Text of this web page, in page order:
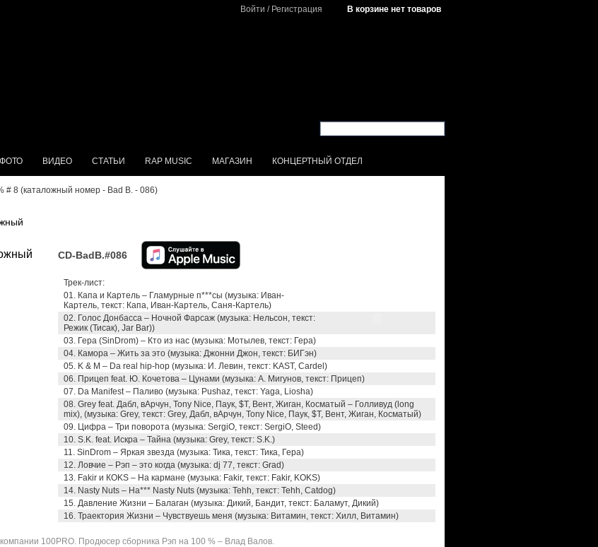
Войти / Регистрация В корзине нет товаров
ФОТО ВИДЕО СТАТЬИ RAP MUSIC МАГАЗИН
КОНЦЕРТНЫЙ ОТДЕЛ
# 8 (каталожный номер - Bad B. - 086)
CD-BadB.#086
Трек-лист:
01. Капа и Картель – Гламурные п***сы (музыка: Иван-
Картель, текст: Капа, Иван-Картель, Саня-Картель)
02. Голос Донбасса – Ночной Фарсаж (музыка: Нельсон, текст:
Режик (Тисак), Jar Bar))
03. Гера (SinDrom) – Кто из нас (музыка: Мотылев, текст: Гера)
04. Камора – Жить за это (музыка: Джонни Джон, текст: БИГэн)
05. K & M – Da real hip-hop (музыка: И. Левин, текст: KAST, Cardel)
06. Прицеп feat. Ю. Кочетова – Цунами (музыка: А. Мигунов, текст: Прицеп)
07. Da Manifest – Паливо (музыка: Pushaz, текст: Yaga, Liosha)
08. Grey feat. Дабл, вАрчун, Tony Nice, Паук, $T, Вент, Жиган, Косматый – Голливуд (long
mix), (музыка: Grey, текст: Grey, Дабл, вАрчун, Tony Nice, Паук, $T, Вент, Жиган, Косматый)
09. Цифра – Три поворота (музыка: SergiO, текст: SergiO, Steed)
10. S.K. feat. Искра – Тайна (музыка: Grey, текст: S.K.)
11. SinDrom – Яркая звезда (музыка: Тика, текст: Тика, Гера)
12. Ловчие – Рэп – это когда (музыка: dj 77, текст: Grad)
13. Fakir и КOKS – На кармане (музыка: Fakir, текст: Fakir, KOKS)
14. Nasty Nuts – На*** Nasty Nuts (музыка: Tehh, текст: Tehh, Catdog)
15. Давление Жизни – Балаган (музыка: Дикий, Бандит, текст: Баламут, Дикий)
16. Траектория Жизни – Чувствуешь меня (музыка: Витамин, текст: Хилл, Витамин)
100PRO. Продюсер сборника Рэп на 100 % – Влад Валов.